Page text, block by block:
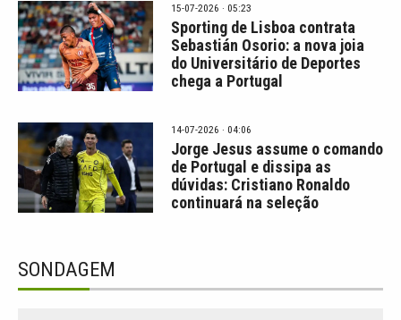
15-07-2026 · 05:23
Sporting de Lisboa contrata
Sebastián Osorio: a nova joia
do Universitário de Deportes
chega a Portugal
14-07-2026 · 04:06
Jorge Jesus assume o comando
de Portugal e dissipa as
dúvidas: Cristiano Ronaldo
continuará na seleção
SONDAGEM